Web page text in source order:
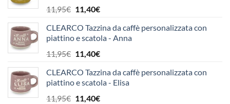
11,95€ Il
originale
era:
11,95€.
11,40€Il
attuale
è:
11,40€.
CLEARCO Tazzina da caffè personalizzata con
piattino e scatola - Anna
11,95€ Il
originale
era:
11,95€.
11,40€Il
attuale
è:
11,40€.
CLEARCO Tazzina da caffè personalizzata con
piattino e scatola - Elisa
11,95€ Il
11,40€Il